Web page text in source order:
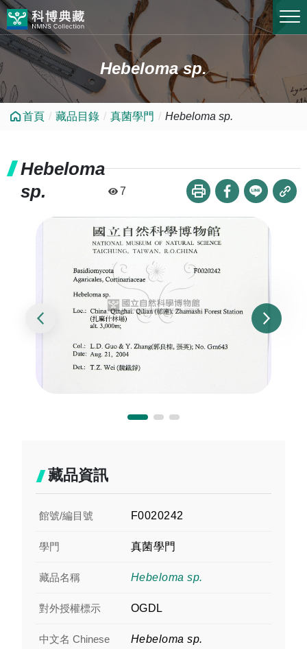
跳到中央內容區塊
Hebeloma sp.
首頁 藏品目錄 真菌學門 Hebeloma sp.
Hebeloma
sp.
7
藏品資訊
館號/編目號 F0020242
學門 真菌學門
藏品名稱 Hebeloma sp.
對外授權標示 OGDL
中文名 Chinese
Hebeloma sp.